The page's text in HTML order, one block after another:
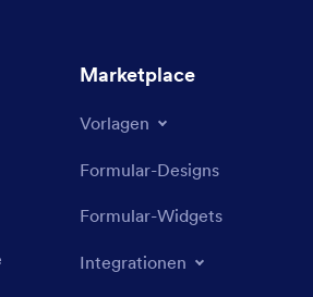
Marketplace
Vorlagen
Formular-Designs
Formular-Widgets
Integrationen